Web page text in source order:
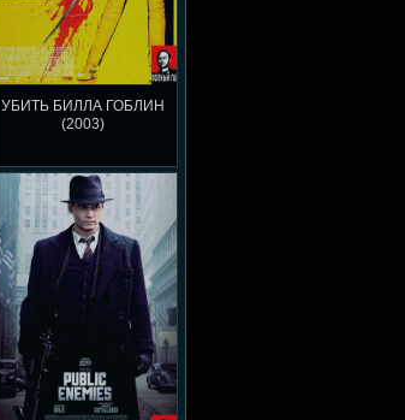
УБИТЬ БИЛЛА ГОБЛИН
(2003)